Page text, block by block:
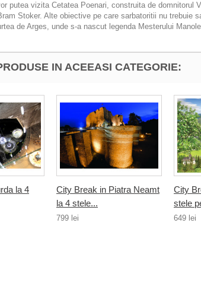
putea vizita Cetatea Poenari, construita de domnitorul
Stoker. Alte obiective pe care sarbatoritii nu trebuie
de Arges, unde s-a nascut legenda Mesterului
IN ACEEASI CATEGORIE:
la 4
City Break in Piatra Neamt
la 4 stele...
799 lei
City
stele
649 lei